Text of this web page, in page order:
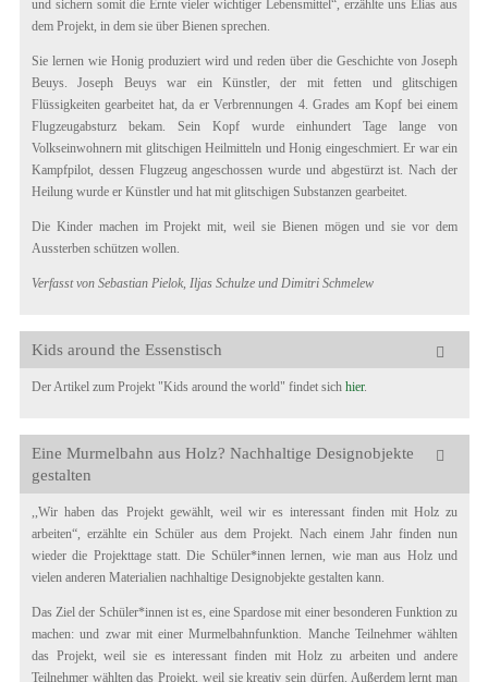
und sichern somit die Ernte vieler wichtiger Lebensmittel“, erzählte uns Elias aus
dem Projekt, in dem sie über Bienen sprechen.
Sie lernen wie Honig produziert wird und reden über die Geschichte von Joseph
Beuys. Joseph Beuys war ein Künstler, der mit fetten und glitschigen
Flüssigkeiten gearbeitet hat, da er Verbrennungen 4. Grades am Kopf bei einem
Flugzeugabsturz bekam. Sein Kopf wurde einhundert Tage lange von
Volkseinwohnern mit glitschigen Heilmitteln und Honig eingeschmiert. Er war ein
Kampfpilot, dessen Flugzeug angeschossen wurde und abgestürzt ist. Nach der
Heilung wurde er Künstler und hat mit glitschigen Substanzen gearbeitet.
Die Kinder machen im Projekt mit, weil sie Bienen mögen und sie vor dem
Aussterben schützen wollen.
Verfasst von Sebastian Pielok, Iljas Schulze und Dimitri Schmelew
Kids around the Essenstisch
Der Artikel zum Projekt "Kids around the world" findet sich hier.
Eine Murmelbahn aus Holz? Nachhaltige Designobjekte
gestalten
,,Wir haben das Projekt gewählt, weil wir es interessant finden mit Holz zu
arbeiten“, erzählte ein Schüler aus dem Projekt. Nach einem Jahr finden nun
wieder die Projekttage statt. Die Schüler*innen lernen, wie man aus Holz und
vielen anderen Materialien nachhaltige Designobjekte gestalten kann.
Das Ziel der Schüler*innen ist es, eine Spardose mit einer besonderen Funktion zu
machen: und zwar mit einer Murmelbahnfunktion. Manche Teilnehmer wählten
das Projekt, weil sie es interessant finden mit Holz zu arbeiten und andere
Teilnehmer wählten das Projekt, weil sie kreativ sein dürfen. Außerdem lernt man